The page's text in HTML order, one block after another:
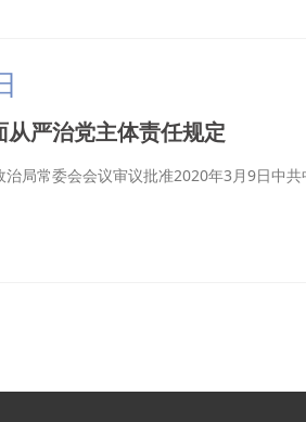
严治党主体责任规定
局常委会会议审议批准2020年3月9日中